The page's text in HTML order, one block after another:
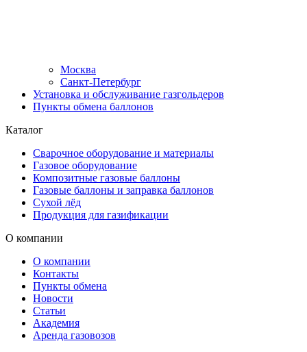
Москва
Санкт-Петербург
Установка и обслуживание газгольдеров
Пункты обмена баллонов
Каталог
Сварочное оборудование и материалы
Газовое оборудование
Композитные газовые баллоны
Газовые баллоны и заправка баллонов
Сухой лёд
Продукция для газификации
О компании
О компании
Контакты
Пункты обмена
Новости
Статьи
Академия
Аренда газовозов